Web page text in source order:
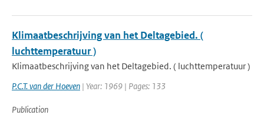
Klimaatbeschrijving van het Deltagebied. (
luchttemperatuur )
Klimaatbeschrijving van het Deltagebied. ( luchttemperatuur )
P.C.T. van der Hoeven | Year: 1969 | Pages: 133
Publication